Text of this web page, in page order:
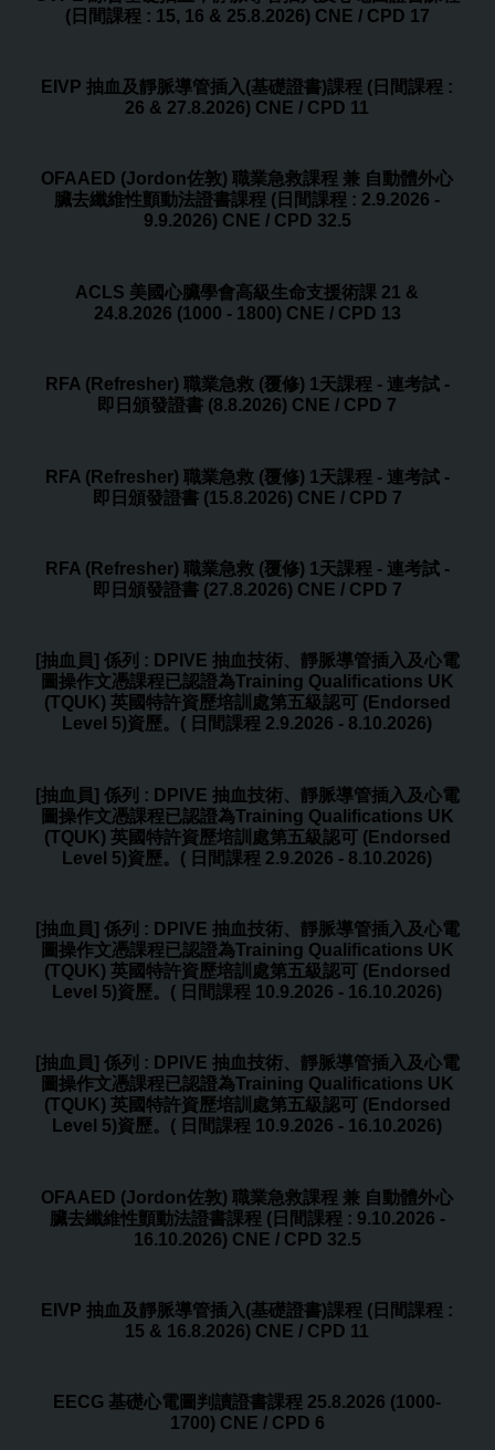
(日間課程 : 15, 16 & 25.8.2026) CNE / CPD 17
EIVP 抽血及靜脈導管插入(基礎證書)課程 (日間課程 :
26 & 27.8.2026) CNE / CPD 11
OFAAED (Jordon佐敦) 職業急救課程 兼 自動體外心
臟去纖維性顫動法證書課程 (日間課程 : 2.9.2026 -
9.9.2026) CNE / CPD 32.5
ACLS 美國心臟學會高級生命支援術課 21 &
24.8.2026 (1000 - 1800) CNE / CPD 13
RFA (Refresher) 職業急救 (覆修) 1天課程 - 連考試 -
即日頒發證書 (8.8.2026) CNE / CPD 7
RFA (Refresher) 職業急救 (覆修) 1天課程 - 連考試 -
即日頒發證書 (15.8.2026) CNE / CPD 7
RFA (Refresher) 職業急救 (覆修) 1天課程 - 連考試 -
即日頒發證書 (27.8.2026) CNE / CPD 7
[抽血員] 係列 : DPIVE 抽血技術、靜脈導管插入及心電
圖操作文憑課程已認證為Training Qualifications UK
(TQUK) 英國特許資歷培訓處第五級認可 (Endorsed
Level 5)資歷。( 日間課程 2.9.2026 - 8.10.2026)
[抽血員] 係列 : DPIVE 抽血技術、靜脈導管插入及心電
圖操作文憑課程已認證為Training Qualifications UK
(TQUK) 英國特許資歷培訓處第五級認可 (Endorsed
Level 5)資歷。( 日間課程 2.9.2026 - 8.10.2026)
[抽血員] 係列 : DPIVE 抽血技術、靜脈導管插入及心電
圖操作文憑課程已認證為Training Qualifications UK
(TQUK) 英國特許資歷培訓處第五級認可 (Endorsed
Level 5)資歷。( 日間課程 10.9.2026 - 16.10.2026)
[抽血員] 係列 : DPIVE 抽血技術、靜脈導管插入及心電
圖操作文憑課程已認證為Training Qualifications UK
(TQUK) 英國特許資歷培訓處第五級認可 (Endorsed
Level 5)資歷。( 日間課程 10.9.2026 - 16.10.2026)
OFAAED (Jordon佐敦) 職業急救課程 兼 自動體外心
臟去纖維性顫動法證書課程 (日間課程 : 9.10.2026 -
16.10.2026) CNE / CPD 32.5
EIVP 抽血及靜脈導管插入(基礎證書)課程 (日間課程 :
15 & 16.8.2026) CNE / CPD 11
EECG 基礎心電圖判讀證書課程 25.8.2026 (1000-
1700) CNE / CPD 6